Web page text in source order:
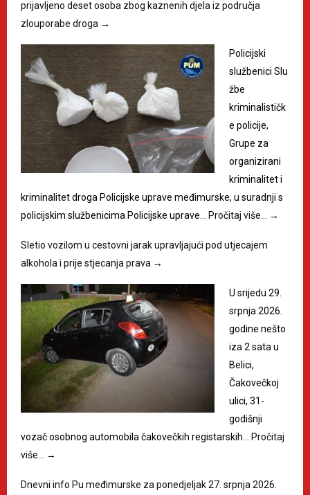
prijavljeno deset osoba zbog kaznenih djela iz područja
zlouporabe droga →
Policijski
službenici Slu
žbe
kriminalističk
e policije,
Grupe za
organizirani
kriminalitet i
kriminalitet droga Policijske uprave međimurske, u suradnji s
policijskim službenicima Policijske uprave… Pročitaj više… →
Sletio vozilom u cestovni jarak upravljajući pod utjecajem
alkohola i prije stjecanja prava →
U srijedu 29.
srpnja 2026.
godine nešto
iza 2 sata u
Belici,
Čakovečkoj
ulici, 31-
godišnji
vozač osobnog automobila čakovečkih registarskih… Pročitaj
više… →
Dnevni info Pu međimurske za ponedjeljak 27. srpnja 2026.